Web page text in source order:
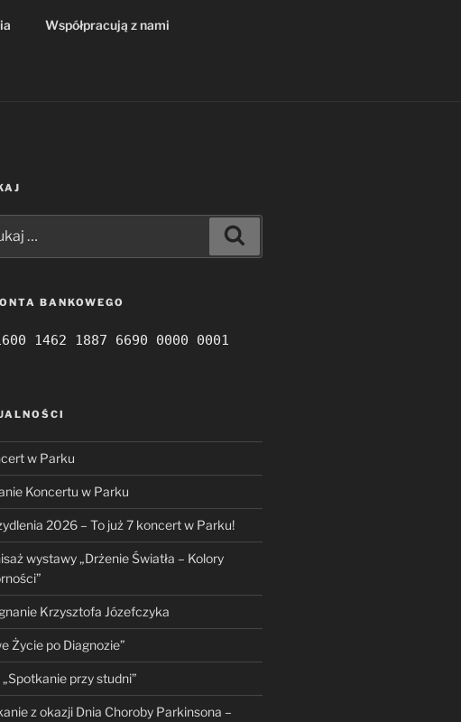
Współpracują z nami
BANKOWEGO
1462 1887 6690 0000 0001
w Parku
Koncertu w Parku
2026 – To już 7 koncert w Parku!
wystawy „Drżenie Światła – Kolory
Krzysztofa Józefczyka
Życie po Diagnozie”
przy studni”
z okazji Dnia Choroby Parkinsona –